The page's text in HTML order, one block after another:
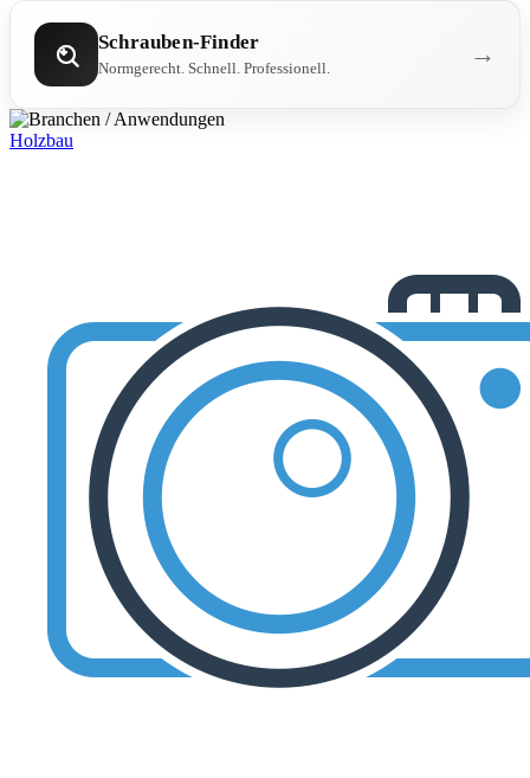
Schrauben-Finder
Normgerecht. Schnell. Professionell. →
Holzbau